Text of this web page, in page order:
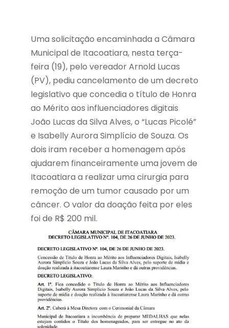
Uma solicitação encaminhada a Câmara
Municipal de Itacoatiara, nesta terça-
feira (19), pelo vereador Arnold Lucas
(PV), pediu cancelamento de um decreto
legislativo que concedia o título de Honra
ao Mérito aos influenciadores digitais
João Lucas da Silva Alves, o “Lucas Picolé”
e Isabelly Aurora Simplício de Souza. Os
dois iram receber a homenagem após
ajudarem financeiramente uma jovem de
Itacoatiara a realizar uma cirurgia para
remoção de um tumor causado por um
câncer. O valor da doação feita por eles
foi de R$ 200 mil.